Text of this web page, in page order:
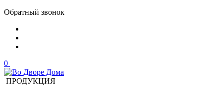
Обратный звонок
0
ПРОДУКЦИЯ